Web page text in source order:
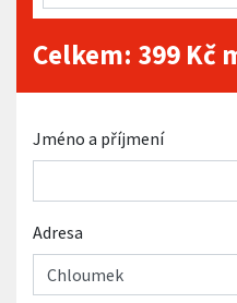
Celkem: 399 Kč
Jméno a příjmení
Adresa